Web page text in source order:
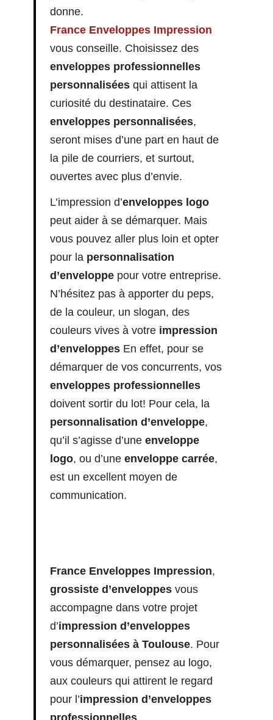
donne.
France Enveloppes Impression
vous conseille. Choisissez des
enveloppes professionnelles
personnaliséesqui attisent la
curiosité du destinataire. Ces
enveloppes personnalisées,
seront mises d’une part en haut de
la pile de courriers, et surtout,
ouvertes avec plus d’envie.
L’impression d’enveloppes logo
peut aider à se démarquer. Mais
vous pouvez aller plus loin et opter
pour la personnalisation
d’enveloppepour votre entreprise.
N’hésitez pas à apporter du peps,
de la couleur, un slogan, des
couleurs vives à votre impression
d’enveloppesEn effet, pour se
démarquer de vos concurrents, vos
enveloppes professionnelles
doivent sortir du lot! Pour cela, la
personnalisation d’enveloppe,
qu’il s’agisse d’une enveloppe
logo, ou d’une enveloppe carrée,
est un excellent moyen de
communication.
France Enveloppes Impression,
grossiste d’enveloppesvous
accompagne dans votre projet
d’impression d’enveloppes
personnalisées à Toulouse. Pour
vous démarquer, pensez au logo,
aux couleurs qui attirent le regard
pour l’impression d’enveloppes
professionnelles.